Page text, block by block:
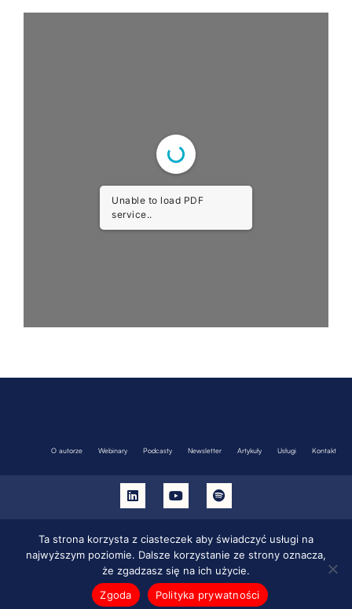
Unable to load PDF
service..
O autorze Webinary Podcasty Newsletter Artykuły Usługi Kontakt
COPYRIGHTS© 2022 Anna Farion
Polityka Prywatności
Cookies
Ta strona korzysta z ciasteczek aby świadczyć usługi na
najwyższym poziomie. Dalsze korzystanie ze strony oznacza,
że zgadzasz się na ich użycie.
Zgoda
Polityka prywatności